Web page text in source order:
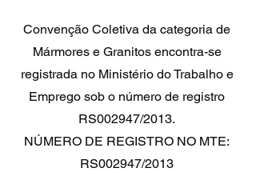
Convenção Coletiva da categoria de
Mármores e Granitos encontra-se
registrada no Ministério do Trabalho e
Emprego sob o número de registro
RS002947/2013.
NÚMERO DE REGISTRO NO MTE:
RS002947/2013